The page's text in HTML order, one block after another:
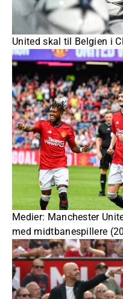
United skal til Belgien i
Medier: Manchester
med midtbanespillere